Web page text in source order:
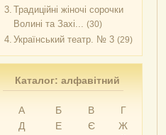
3. Традиційні жіночі сорочки
Волині та Захі... (30)
4. Український театр. № 3 (29)
Каталог: алфавітний
А Б В
Г
Д
Е Є
Ж